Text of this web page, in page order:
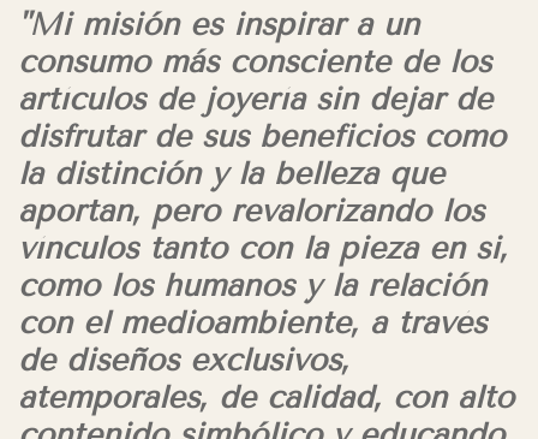
"Mi misión es inspirar a un
consumo más consciente de los
artículos de joyería sin dejar de
disfrutar de sus beneficios como
la distinción y la belleza que
aportan, pero revalorizando los
vínculos tanto con la pieza en si,
como los humanos y la relación
con el medioambiente, a través
de diseños exclusivos,
atemporales, de calidad, con alto